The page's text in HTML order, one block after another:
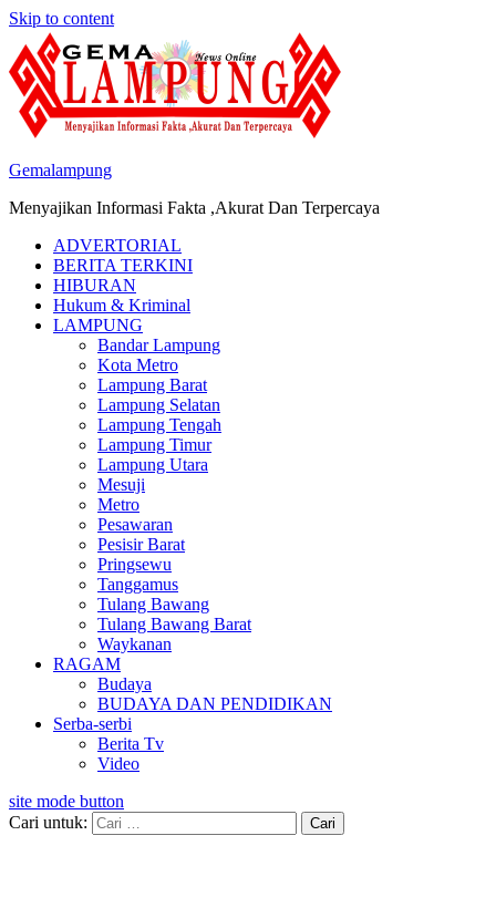
Skip to content
Gemalampung
Menyajikan Informasi Fakta ,Akurat Dan Terpercaya
ADVERTORIAL
BERITA TERKINI
HIBURAN
Hukum & Kriminal
LAMPUNG
Bandar Lampung
Kota Metro
Lampung Barat
Lampung Selatan
Lampung Tengah
Lampung Timur
Lampung Utara
Mesuji
Metro
Pesawaran
Pesisir Barat
Pringsewu
Tanggamus
Tulang Bawang
Tulang Bawang Barat
Waykanan
RAGAM
Budaya
BUDAYA DAN PENDIDIKAN
Serba-serbi
Berita Tv
Video
site mode button
Cari untuk: